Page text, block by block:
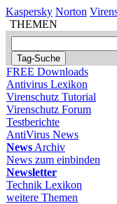
Kaspersky Norton
THEMEN
FREE Downloads
Antivirus Lexikon
Virenschutz Tutorial
Virenschutz Forum
Testberichte
AntiVirus News
News Archiv
News zum einbinden
Newsletter
Technik Lexikon
weitere Themen